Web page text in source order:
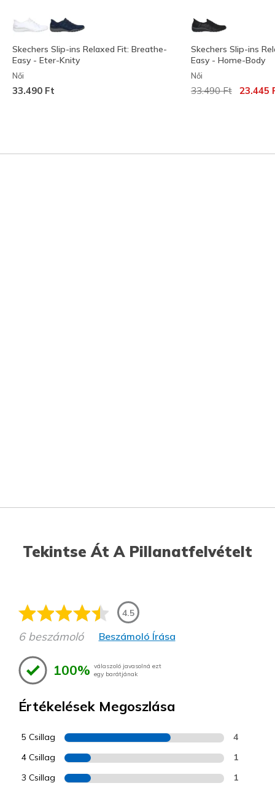
Skechers Slip-ins Relaxed Fit: Breathe-
Easy - Eter-Knity
Női
33.490 Ft
Skechers Slip-ins
Easy - Home-Body
Női
Az ár a
33.490 Ftcímzett:
23.445
Tekintse Át A Pillanatfelvételt
4.5
6 beszámoló Beszámoló Írása
100% válaszoló javasolná ezt
egy barátjának
Értékelések Megoszlása
5 Csillag 4
4 Csillag 1
3 Csillag 1